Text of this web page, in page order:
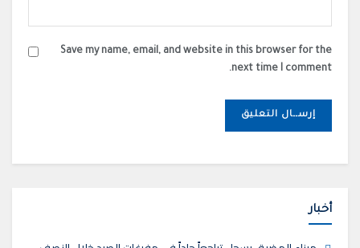
Save my name, email, and website in this browser for the
next time I comment.
أخبار